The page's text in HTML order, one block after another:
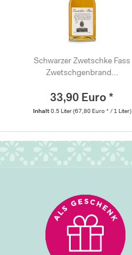
Schwarzer Zwetschke Fass
Zwetschgenbrand...
33,90 Euro *
Inhalt 0.5 Liter (67,80 Euro * / 1 Liter)